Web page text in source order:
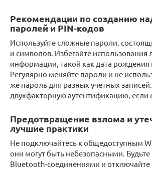
Рекомендации по созданию
паролей и PIN-кодов
Используйте сложные пароли,
и символов. Избегайте использования
информации, такой как дата рождения
Регулярно меняйте пароли и не
же пароль для разных учетных
двухфакторную аутентификацию, если
Предотвращение взлома и
лучшие практики
Не подключайтесь к общедоступным
они могут быть небезопасными.
Bluetooth-соединениями и отключайте